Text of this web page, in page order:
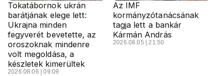
Tokatábornok ukrán
barátjának elege lett:
Ukrajna minden
fegyverét bevetette, az
oroszoknak mindenre
volt megoldása, a
készletek kimerültek
2026.08.06 | 09:09
Az IMF
kormányzótanácsának
tagja lett a bankár
Kármán András
2026.08.05 | 21:50